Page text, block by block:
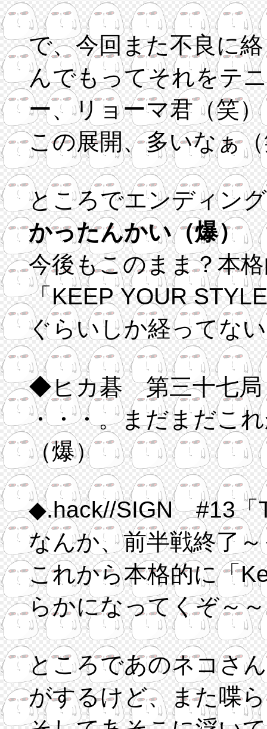
で、今回また不良に
んでもってそれをテ
ー、リョーマ君（笑）
この展開、多いなぁ
ところでエンディン
かったんかい（爆）
今後もこのまま？本
「KEEP YOUR STYLE」になってからまだ２ヶ月
ぐらいしか経ってな
◆ヒカ碁 第三十七局
・・・。まだまだこ
（爆）
なんか、前半戦終了
これから本格的に「Key of the
らかになってくぞ～
ところであのネコさ
がするけど、また喋